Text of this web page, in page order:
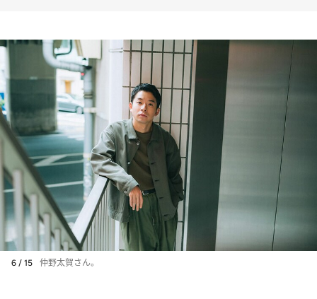
6 / 15 仲野太賀さん。